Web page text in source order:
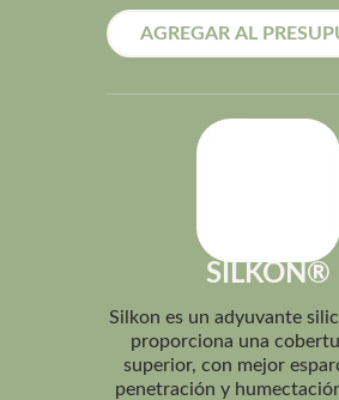
AGREGAR AL
SILKON®
Silkon es un adyuvante
proporciona una
superior, con mejor
penetración y